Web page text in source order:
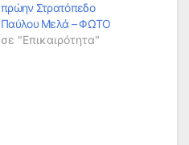
πρώην Στρατόπεδο
Παύλου Μελά – ΦΩΤΟ
σε "Επικαιρότητα"